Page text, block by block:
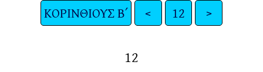
ΚΟΡΙΝΘΙΟΥΣ Β΄ < 12 >
12